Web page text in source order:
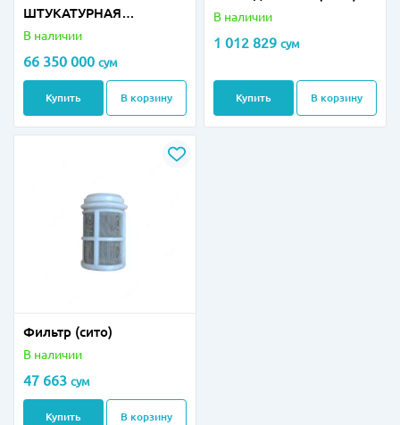
ШТУКАТУРНАЯ
МАШИНА — L 490
В наличии
66 350 000 сум
Купить В корзину
В наличии
1 012 829 сум
Купить В корзину
Фильтр (сито)
В наличии
47 663 сум
Купить В корзину